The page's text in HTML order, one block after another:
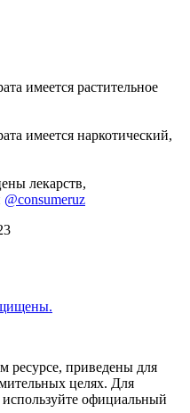
имеется растительное
имеется наркотический,
лекарств,
@consumeruz
ресурсе, приведены для
целях. Для
официальный